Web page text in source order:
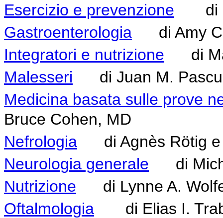
Esercizio e prevenzione di
Gastroenterologia di Amy C.
Integratori e nutrizione di
Malesseri di Juan M.
Medicina basata sulle prove
Bruce Cohen, MD
Nefrologia di Agnès Rötig e
Neurologia generale di
Nutrizione di Lynne A.
Oftalmologia di Elias I.